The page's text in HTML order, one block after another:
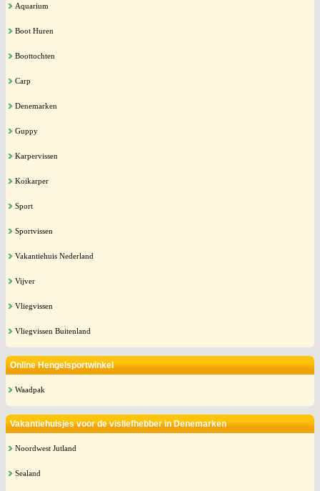
Aquarium
Boot Huren
Boottochten
Carp
Denemarken
Guppy
Karpervissen
Koikarper
Sport
Sportvissen
Vakantiehuis Nederland
Vijver
Vliegvissen
Vliegvissen Buitenland
Online Hengelsportwinkel
Waadpak
Vakantiehuisjes voor de visliefhebber in Denemarken
Noordwest Jutland
Sealand